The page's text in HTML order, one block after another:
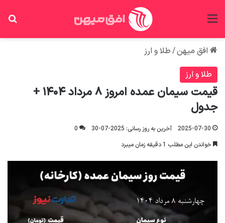
افق میهن/طلا و ارز
طلا و ارز
قیمت سیمان عمده امروز ۸ مرداد ۱۴۰۴ +
جدول
2025-07-30 آخرین به روز رسانی: 2025-07-30
0
خواندن این مطلب 1 دقیقه زمان میبرد